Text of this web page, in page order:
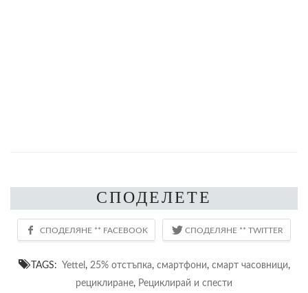
СПОДЕЛЕТЕ
TAGS: Yettel , 25% отстъпка, смартфони, смарт часовници,
рециклиране, Рециклирай и спести